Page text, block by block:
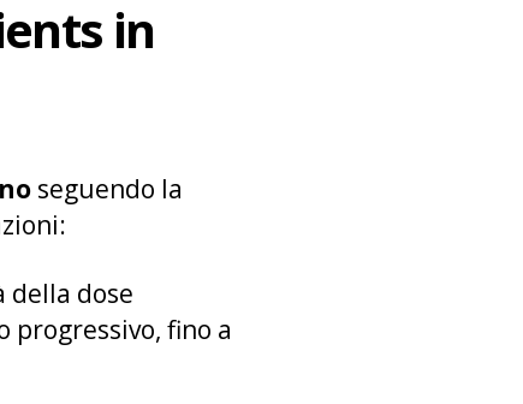
in
seguendo la
della dose
progressivo, fino a